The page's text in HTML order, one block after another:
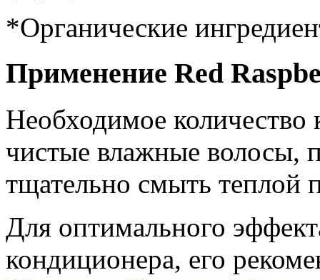
*Органические
Применение Red
Необходимое количество
чистые влажные волосы,
тщательно смыть теплой
Для оптимального
кондиционера, его